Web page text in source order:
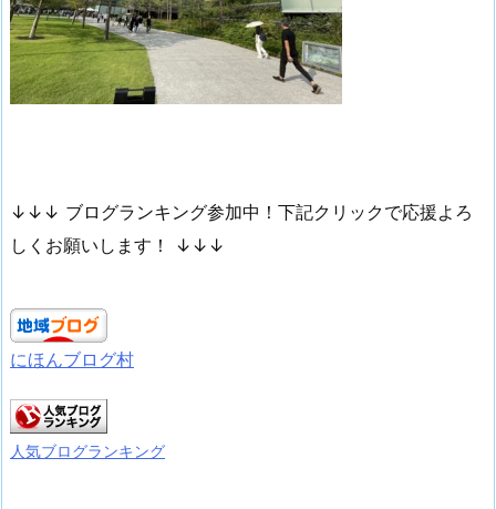
↓↓↓ ブログランキング参加中！下記クリックで応援よろ
しくお願いします！ ↓↓↓
にほんブログ村
人気ブログランキング